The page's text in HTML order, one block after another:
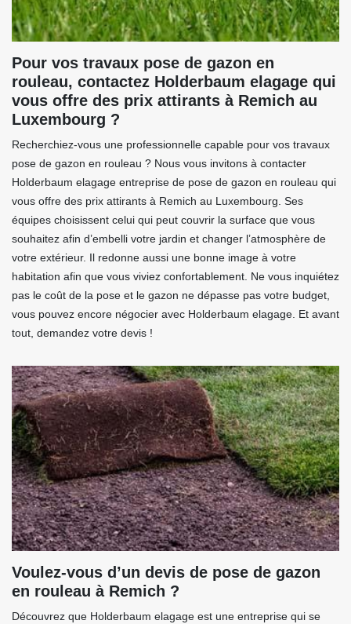
Pour vos travaux pose de gazon en
rouleau, contactez Holderbaum elagage qui
vous offre des prix attirants à Remich au
Luxembourg ?
Recherchiez-vous une professionnelle capable pour vos travaux
pose de gazon en rouleau ? Nous vous invitons à contacter
Holderbaum elagage entreprise de pose de gazon en rouleau qui
vous offre des prix attirants à Remich au Luxembourg. Ses
équipes choisissent celui qui peut couvrir la surface que vous
souhaitez afin d’embelli votre jardin et changer l’atmosphère de
votre extérieur. Il redonne aussi une bonne image à votre
habitation afin que vous viviez confortablement. Ne vous inquiétez
pas le coût de la pose et le gazon ne dépasse pas votre budget,
vous pouvez encore négocier avec Holderbaum elagage. Et avant
tout, demandez votre devis !
Voulez-vous d’un devis de pose de gazon
en rouleau à Remich ?
Découvrez que Holderbaum elagage est une entreprise qui se